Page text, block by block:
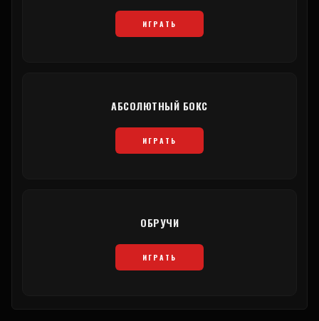
ИГРАТЬ
АБСОЛЮТНЫЙ БОКС
ИГРАТЬ
ОБРУЧИ
ИГРАТЬ